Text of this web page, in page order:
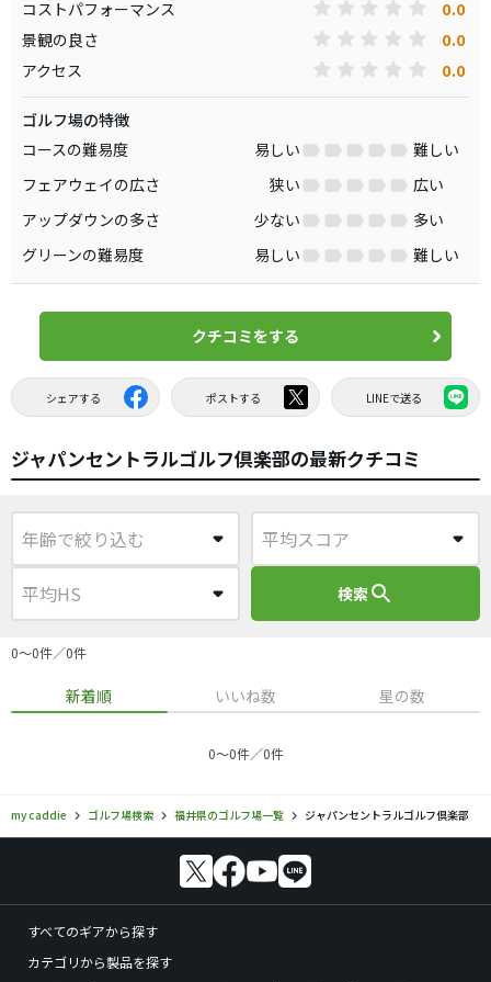
コストパフォーマンス 0.0
景観の良さ 0.0
アクセス 0.0
ゴルフ場の特徴
コースの難易度
易しい
難しい
フェアウェイの広さ
狭い
広い
アップダウンの多さ
少ない
多い
グリーンの難易度
易しい 難しい
クチコミをする
シェアする ポストする LINEで送る
ジャパンセントラルゴルフ倶楽部の最新クチコミ
検索search
0〜0件／0件
新着順 いいね数 星の数
0〜0件／0件
my caddie ゴルフ場検索 福井県のゴルフ場一覧 ジャパンセントラルゴルフ倶楽部
すべてのギアから探す
カテゴリから製品を探す